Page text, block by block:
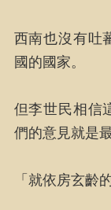
西南也沒有吐
國的國家。
但李世民相信
們的意見就是
「就依房玄齡